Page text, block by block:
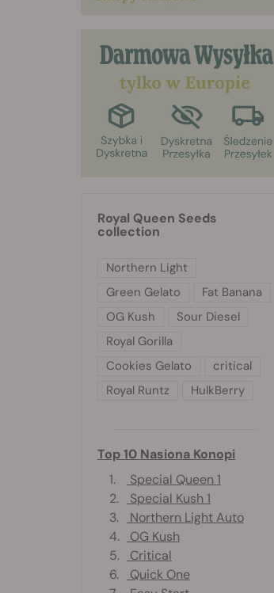
Royal Queen Seeds
collection
Northern Light
Green Gelato
Fat Banana
OG Kush
Sour Diesel
Royal Gorilla
Cookies Gelato
critical
Royal Runtz
HulkBerry
Top 10 Nasiona Konopi
1.
Special Queen 1
2.
Special Kush 1
3.
Northern Light Auto
4.
OG Kush
5.
Critical
6.
Quick One